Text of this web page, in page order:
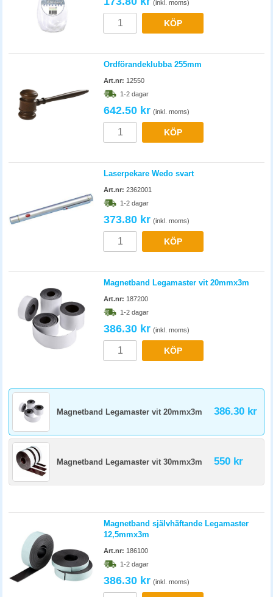
(inkl. moms)
KÖP
Ordförandeklubba 255mm
Art.nr: 12550
1-2 dagar
642.50 kr (inkl. moms)
KÖP
Laserpekare Wedo svart
Art.nr: 2362001
1-2 dagar
373.80 kr (inkl. moms)
KÖP
Magnetband Legamaster vit 20mmx3m
Art.nr: 187200
1-2 dagar
386.30 kr (inkl. moms)
KÖP
Magnetband Legamaster vit 20mmx3m 386.30 kr
Magnetband Legamaster vit 30mmx3m 550 kr
Magnetband självhäftande Legamaster
12,5mmx3m
Art.nr: 186100
1-2 dagar
386.30 kr (inkl. moms)